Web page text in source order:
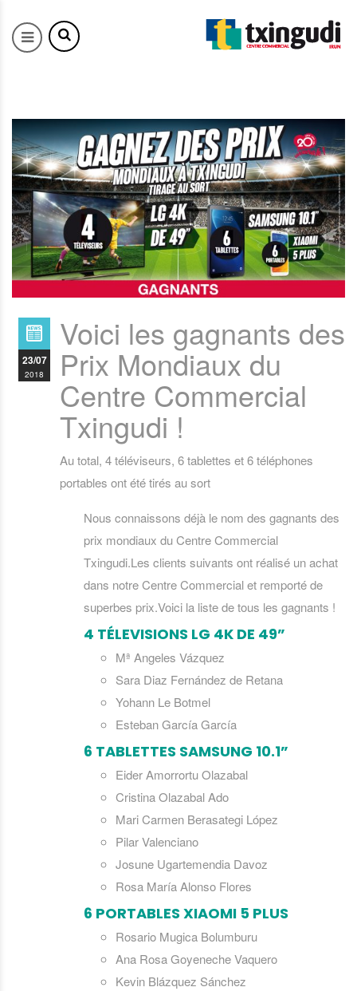
Voici les gagnants des
Prix Mondiaux du
Centre Commercial
Txingudi !
Au total, 4 téléviseurs, 6 tablettes et 6 téléphones
portables ont été tirés au sort
23/07
2018
Nous connaissons déjà le nom des gagnants des
prix mondiaux du Centre Commercial
Txingudi.Les clients suivants ont réalisé un achat
dans notre Centre Commercial et remporté de
superbes prix.Voici la liste de tous les gagnants !
4 TÉLEVISIONS LG 4K DE 49”
Mª Angeles Vázquez
Sara Diaz Fernández de Retana
Yohann Le Botmel
Esteban García García
6 TABLETTES SAMSUNG 10.1”
Eider Amorrortu Olazabal
Cristina Olazabal Ado
Mari Carmen Berasategi López
Pilar Valenciano
Josune Ugartemendia Davoz
Rosa María Alonso Flores
6 PORTABLES XIAOMI 5 PLUS
Rosario Mugica Bolumburu
Ana Rosa Goyeneche Vaquero
Kevin Blázquez Sánchez